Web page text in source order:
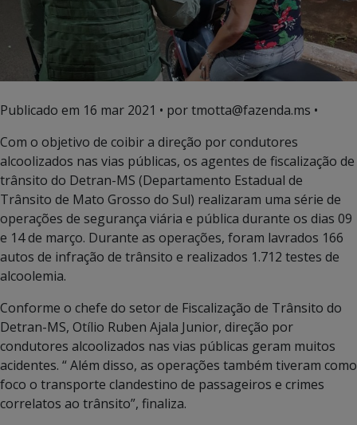
Publicado em 16 mar 2021 • por tmotta@fazenda.ms •
Com o objetivo de coibir a direção por condutores
alcoolizados nas vias públicas, os agentes de fiscalização de
trânsito do Detran-MS (Departamento Estadual de
Trânsito de Mato Grosso do Sul) realizaram uma série de
operações de segurança viária e pública durante os dias 09
e 14 de março. Durante as operações, foram lavrados 166
autos de infração de trânsito e realizados 1.712 testes de
alcoolemia.
Conforme o chefe do setor de Fiscalização de Trânsito do
Detran-MS, Otílio Ruben Ajala Junior, direção por
condutores alcoolizados nas vias públicas geram muitos
acidentes. “ Além disso, as operações também tiveram como
foco o transporte clandestino de passageiros e crimes
correlatos ao trânsito”, finaliza.